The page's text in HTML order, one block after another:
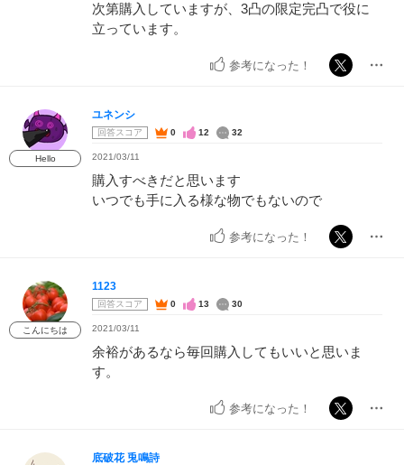
次第購入していますが、3凸の限定完凸で役に
立っています。
参考になった！
Hello
ユネンシ
回答スコア 0 12 32
2021/03/11
購入すべきだと思います
いつでも手に入る様な物でもないので
参考になった！
こんにちは
1123
回答スコア 0 13 30
2021/03/11
余裕があるなら毎回購入してもいいと思いま
す。
参考になった！
底破花 兎鳴詩